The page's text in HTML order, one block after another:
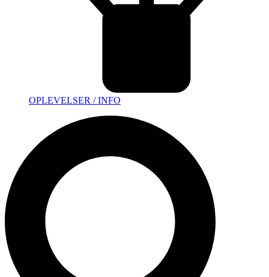
OPLEVELSER / INFO